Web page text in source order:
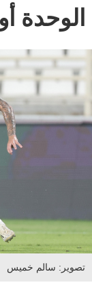
الوحدة
تصوير: سالم خميس